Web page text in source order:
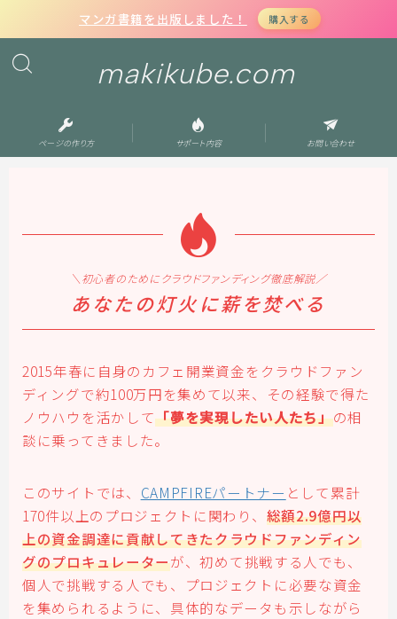
マンガ書籍を出版しました！ 購入する
makikube.com
ページの作り方 サポート内容 お問い合わせ
＼初心者のためにクラウドファンディング徹底解説／
あなたの灯火に薪を焚べる
2015年春に自身のカフェ開業資金をクラウドファン
ディングで約100万円を集めて以来、その経験で得た
ノウハウを活かして「夢を実現したい人たち」の相
談に乗ってきました。
このサイトでは、 CAMPFIREパートナー として累計
170件以上のプロジェクトに関わり、 総額2.9億円以
上の資金調達に貢献してきたクラウドファンディン
グのプロキュレーターが、初めて挑戦する人でも、
個人で挑戦する人でも、プロジェクトに必要な資金
を集められるように、具体的なデータも示しながら